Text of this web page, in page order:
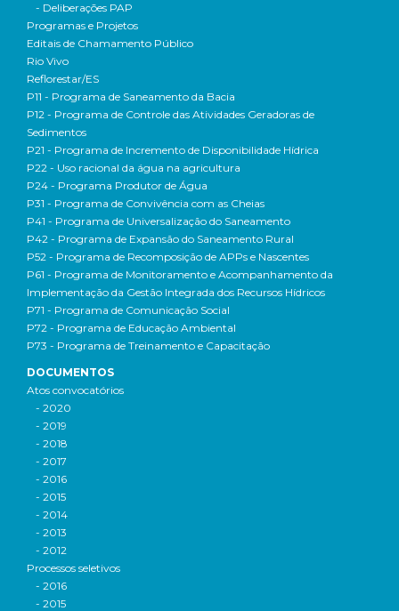
- Deliberações PAP
Programas e Projetos
Editais de Chamamento Público
Rio Vivo
Reflorestar/ES
P11 - Programa de Saneamento da Bacia
P12 - Programa de Controle das Atividades Geradoras de
Sedimentos
P21 - Programa de Incremento de Disponibilidade Hídrica
P22 - Uso racional da água na agricultura
P24 - Programa Produtor de Água
P31 - Programa de Convivência com as Cheias
P41 - Programa de Universalização do Saneamento
P42 - Programa de Expansão do Saneamento Rural
P52 - Programa de Recomposição de APPs e Nascentes
P61 - Programa de Monitoramento e Acompanhamento da
Implementação da Gestão Integrada dos Recursos Hídricos
P71 - Programa de Comunicação Social
P72 - Programa de Educação Ambiental
P73 - Programa de Treinamento e Capacitação
DOCUMENTOS
Atos convocatórios
- 2020
- 2019
- 2018
- 2017
- 2016
- 2015
- 2014
- 2013
- 2012
Processos seletivos
- 2016
- 2015